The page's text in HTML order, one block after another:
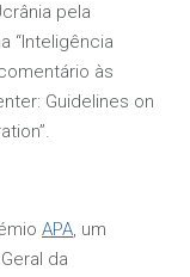
pela
“Inteligência
às
Guidelines on
APA, um
da